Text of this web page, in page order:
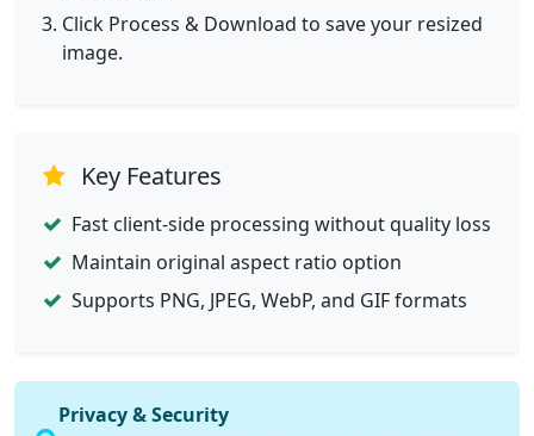
Click Process & Download to save your resized
image.
Key Features
Fast client-side processing without quality loss
Maintain original aspect ratio option
Supports PNG, JPEG, WebP, and GIF formats
Privacy & Security